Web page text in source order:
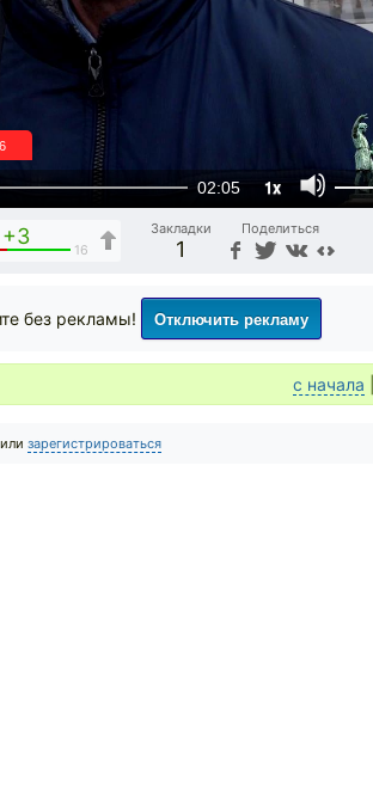
02:05 1x
5
+3
16
Закладки
1
Поделиться
без рекламы! Отключить рекламу
с начала
или зарегистрироваться